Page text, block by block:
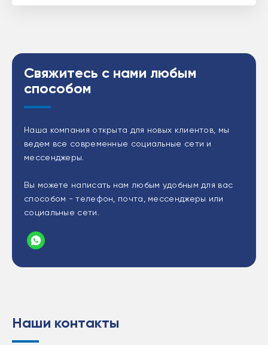
Свяжитесь с нами любым
способом
Наша компания открыта для новых клиентов, мы
ведем все современные социальные сети и
мессенджеры.
Вы можете написать нам любым удобным для вас
способом - телефон, почта, мессенджеры или
социальные сети.
Наши контакты